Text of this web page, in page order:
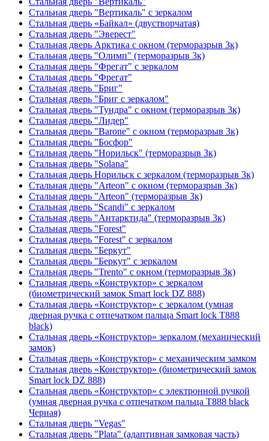
Стальная дверь "Вертикаль" с зеркалом
Стальная дверь «Байкал» (двустворчатая)
Стальная дверь "Эверест"
Стальная дверь Арктика с окном (терморазрыв 3к)
Стальная дверь "Олимп" (терморазрыв 3к)
Стальная дверь "Фрегат" с зеркалом
Стальная дверь "Фрегат"
Стальная дверь "Бриг"
Стальная дверь "Бриг с зеркалом"
Стальная дверь "Тундра" с окном (терморазрыв 3к)
Стальная дверь "Лидер"
Стальная дверь "Barone" с окном (терморазрыв 3к)
Стальная дверь "Босфор"
Стальная дверь "Норильск" (терморазрыв 3к)
Стальная дверь "Solana"
Стальная дверь Норильск с зеркалом (терморазрыв 3к)
Стальная дверь "Arteon" с окном (терморазрыв 3к)
Стальная дверь "Arteon" (терморазрыв 3к)
Стальная дверь "Scandi" с зеркалом
Стальная дверь "Антарктида" (терморазрыв 3к)
Стальная дверь "Forest"
Стальная дверь "Forest" с зеркалом
Стальная дверь "Беркут"
Стальная дверь "Беркут" с зеркалом
Стальная дверь "Trento" с окном (терморазрыв 3к)
Стальная дверь «Конструктор» с зеркалом
(биометрический замок Smart lock DZ 888)
Стальная дверь «Конструктор» с зеркалом (умная
дверная ручка с отпечатком пальца Smart lock T888
black)
Стальная дверь «Конструктор» зеркалом (механический
замок)
Стальная дверь «Конструктор» с механическим замком
Стальная дверь «Конструктор» (биометрический замок
Smart lock DZ 888)
Стальная дверь «Конструктор» с электронной ручкой
(умная дверная ручка с отпечатком пальца T888 black
Черная)
Стальная дверь "Vegas"
Стальная дверь "Plata" (адаптивная замковая часть)